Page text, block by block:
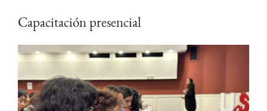
Capacitación presencial